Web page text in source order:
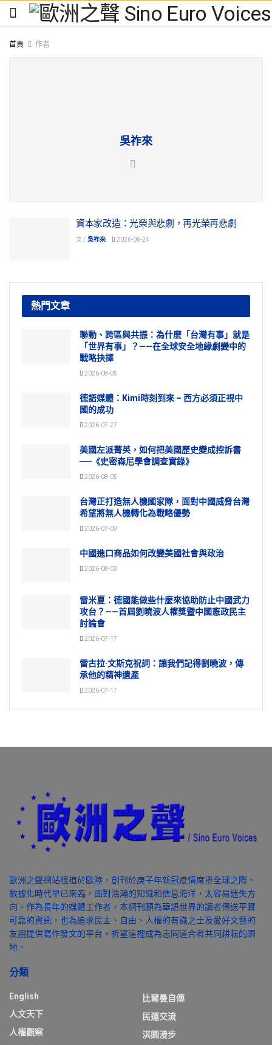
首頁 作者
吳祚來
資本家改造：光榮與悲劇，再光榮再悲劇
文 / 吳祚來 2026-06-24
熱門文章
聯動、跨區與共振：為什麽「台灣有事」就是
「世界有事」？——在全球安全地緣劇變中的
戰略抉擇
2026-08-05
德語媒體：Kimi時刻到來 – 西方必須正視中
國的成功
2026-07-27
美國左派菁英，如何把美國歷史變成控訴書
──《史密森尼學會調查實錄》
2026-08-05
台灣正打造無人機國家隊，面對中國威脅台灣
希望將無人機轉化為戰略優勢
2026-07-09
中國進口商品如何改變美國社會與政治
2026-08-03
雷米夏：德國能做些什麼來協助防止中國武力
攻台？——首屆劉曉波人權獎暨中國憲政民主
討論會
2026-07-17
雷古拉·文斯克祝詞：讓我們記得劉曉波，傳
承他的精神遺產
2026-07-17
歐洲之聲網站根植於歐陸，創刊於庚子年新冠疫情席捲全球之際。
數據化時代早已來臨，面對浩瀚的知識和信息海洋，太容易迷失方
向。作為長年的媒體工作者，本網刊願為華語世界的讀者傳送平實
可靠的資訊，也為追求民主、自由、人權的有識之士及愛好文藝的
友朋提供寫作發文的平台。祈望這裡成為志同道合者共同耕耘的園
地。
分類
English
人文天下
人權觀察
比爾曼自傳
民運交流
淇園漫步